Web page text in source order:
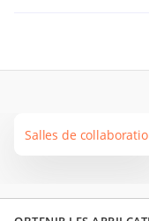
Salles de